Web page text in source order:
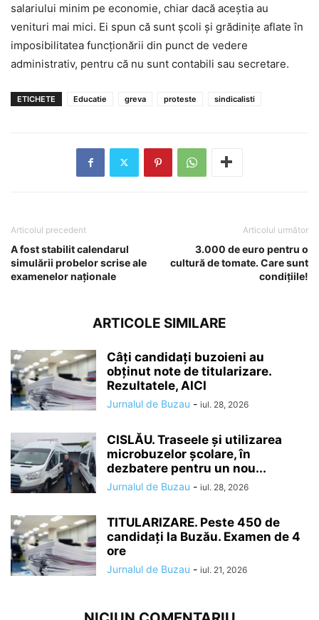
salariului minim pe economie, chiar dacă aceştia au
venituri mai mici. Ei spun că sunt şcoli şi grădiniţe aflate în
imposibilitatea funcţionării din punct de vedere
administrativ, pentru că nu sunt contabili sau secretare.
ETICHETE Educatie greva proteste sindicalisti
Articolul precedent
A fost stabilit calendarul
simulării probelor scrise ale
examenelor naţionale
Articolul următor
3.000 de euro pentru o
cultură de tomate. Care sunt
condițiile!
ARTICOLE SIMILARE
Câți candidați buzoieni au
obținut note de titularizare.
Rezultatele, AICI
Jurnalul de Buzau - iul. 28, 2026
CISLĂU. Traseele și utilizarea
microbuzelor școlare, în
dezbatere pentru un nou...
Jurnalul de Buzau - iul. 28, 2026
TITULARIZARE. Peste 450 de
candidați la Buzău. Examen de 4
ore
Jurnalul de Buzau - iul. 21, 2026